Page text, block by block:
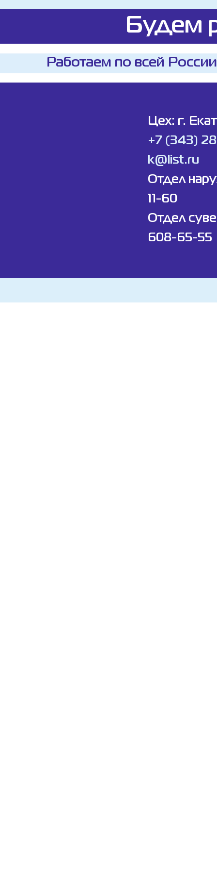
Будем
Работаем по всей
Цех: г.
+7 (343)
k@list.ru
Отдел
11-60
Отдел
608-65-55